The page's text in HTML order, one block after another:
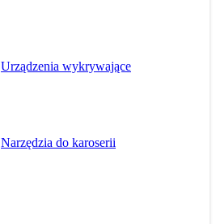
Urządzenia wykrywające
Narzędzia do karoserii